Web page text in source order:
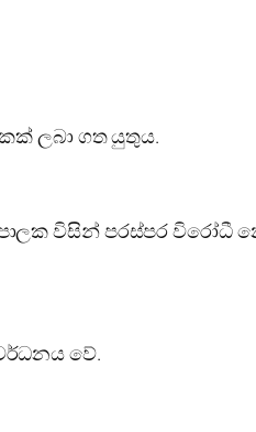
ලබා ගත යුතුය.
විසින් පරස්පර
වේ.